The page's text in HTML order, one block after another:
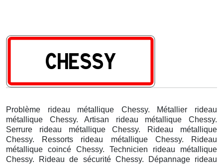
Problème rideau métallique Chessy. Métallier rideau
métallique Chessy. Artisan rideau métallique Chessy.
Serrure rideau métallique Chessy. Rideau métallique
Chessy. Ressorts rideau métallique Chessy. Rideau
métallique coincé Chessy. Technicien rideau métallique
Chessy. Rideau de sécurité Chessy. Dépannage rideau